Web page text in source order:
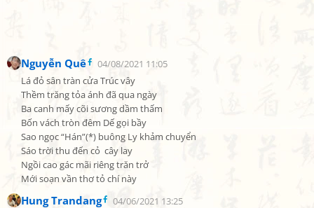
Nguyễn Quê
04/08/2021 11:05
Lá đỏ sân tràn cửa Trúc vây
Thềm trăng tỏa ánh đã qua ngày
Ba canh mấy cõi sương dầm thấm
Bốn vách tròn đêm Dế gọi bầy
Sao ngọc “Hán”(*) buông Ly khảm chuyển
Sáo trời thu đến cỏ  cây lay
Ngồi cao gác mãi riêng trăn trở
Mới soạn vần thơ tỏ chí này
Hung Trandang
04/06/2021 13:25